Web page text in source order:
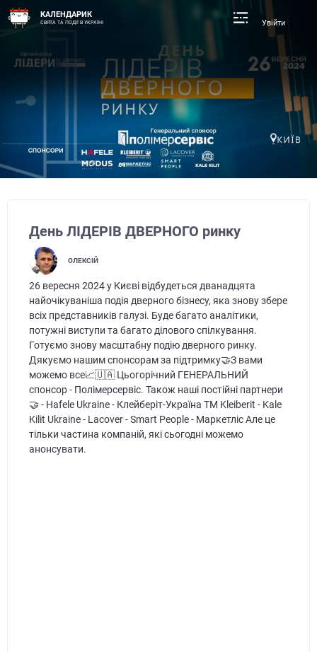
КАЛЕНДАРИК
СВЯТА ТА ПОДІЇ В УКРАЇНІ Увійти
День ЛІДЕРІВ ДВЕРНОГО ринку
ОЛЕКСІЙ
26 вересня 2024 у Києві відбудеться дванадцята
найочікуваніша подія дверного бізнесу, яка знову збере
всіх представників галузі. Буде багато аналітики,
потужні виступи та багато ділового спілкування.
Готуємо знову масштабну подію дверного ринку.
Дякуємо нашим спонсорам за підтримку🤝З вами
можемо все📈🇺🇦 Цьогорічний ГЕНЕРАЛЬНИЙ
спонсор - Полімерсервіс. Також наші постійні партнери
🤝 - Hafele Ukraine - Клейберіт-Україна TM Kleiberit - Kale
Kilit Ukraine - Lacover - Smart People - Маркетліс Але це
тільки частина компаній, які сьогодні можемо
анонсувати.